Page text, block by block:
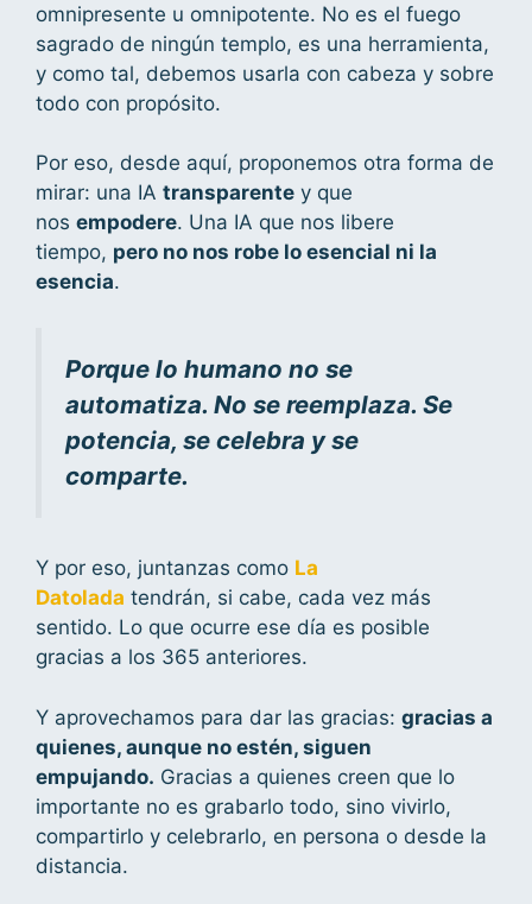
omnipresente u omnipotente. No es el fuego
sagrado de ningún templo, es una herramienta,
y como tal, debemos usarla con cabeza y sobre
todo con propósito.
Por eso, desde aquí, proponemos otra forma de
mirar: una IA transparente y que
nos empodere. Una IA que nos libere
tiempo, pero no nos robe lo esencial ni la
esencia.
Porque lo humano no se
automatiza. No se reemplaza. Se
potencia, se celebra y se
comparte.
Y por eso, juntanzas como La
Datolada tendrán, si cabe, cada vez más
sentido. Lo que ocurre ese día es posible
gracias a los 365 anteriores.
Y aprovechamos para dar las gracias: gracias a
quienes, aunque no estén, siguen
empujando. Gracias a quienes creen que lo
importante no es grabarlo todo, sino vivirlo,
compartirlo y celebrarlo, en persona o desde la
distancia.